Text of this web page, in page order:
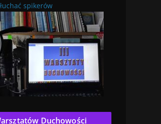
spikerów
Duchowości